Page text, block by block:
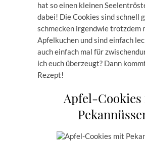
hat so einen kleinen
dabei! Die Cookies sind schnell
schmecken irgendwie trotzdem
Apfelkuchen und sind einfach
auch einfach mal für
ich euch überzeugt? Dann
Rezept!
Apfel-